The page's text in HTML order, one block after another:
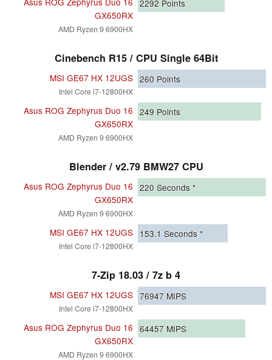
GX650RX
AMD Ryzen 9 6900HX
2292 Points
Cinebench R15 / CPU Single 64Bit
MSI GE67 HX 12UGS
Intel Core i7-12800HX
260 Points
Asus ROG Zephyrus Duo 16
GX650RX
AMD Ryzen 9 6900HX
249 Points
Blender / v2.79 BMW27 CPU
Asus ROG Zephyrus Duo 16
GX650RX
AMD Ryzen 9 6900HX
220 Seconds *
MSI GE67 HX 12UGS
Intel Core i7-12800HX
153.1 Seconds *
7-Zip 18.03 / 7z b 4
MSI GE67 HX 12UGS
Intel Core i7-12800HX
76947 MIPS
Asus ROG Zephyrus Duo 16
GX650RX
AMD Ryzen 9 6900HX
64457 MIPS